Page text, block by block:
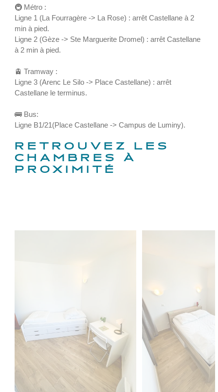
🚇 Métro :
Ligne 1 (La Fourragère -> La Rose) : arrêt Castellane à 2
min à pied.
Ligne 2 (Gèze -> Ste Marguerite Dromel) : arrêt Castellane
à 2 min à pied.
🚊 Tramway :
Ligne 3 (Arenc Le Silo -> Place Castellane) : arrêt
Castellane le terminus.
🚌 Bus:
Ligne B1/21(Place Castellane -> Campus de Luminy).
RETROUVEZ LES
CHAMBRES À
PROXIMITÉ